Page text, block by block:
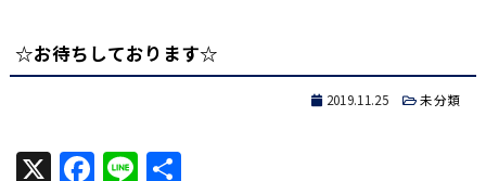
☆お待ちしております☆
2019.11.25 未分類
X Facebook
Line共